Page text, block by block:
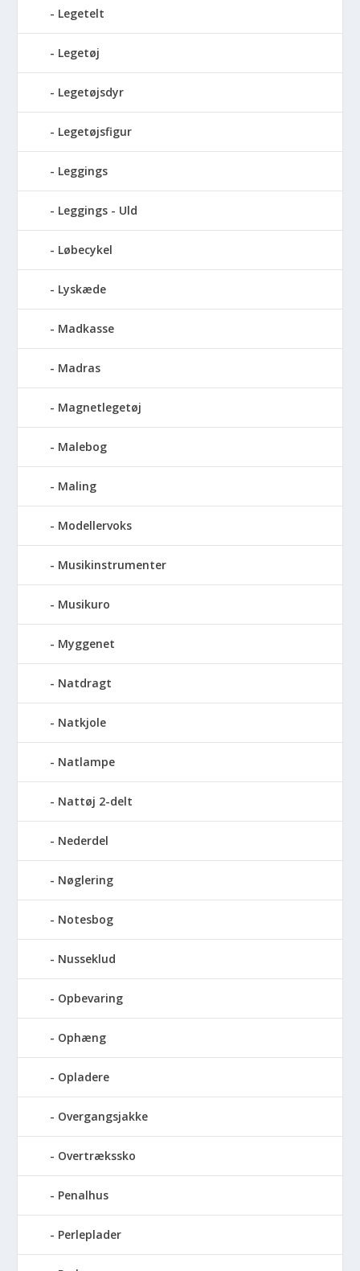
Legetelt
Legetøj
Legetøjsdyr
Legetøjsfigur
Leggings
Leggings - Uld
Løbecykel
Lyskæde
Madkasse
Madras
Magnetlegetøj
Malebog
Maling
Modellervoks
Musikinstrumenter
Musikuro
Myggenet
Natdragt
Natkjole
Natlampe
Nattøj 2-delt
Nederdel
Nøglering
Notesbog
Nusseklud
Opbevaring
Ophæng
Opladere
Overgangsjakke
Overtrækssko
Penalhus
Perleplader